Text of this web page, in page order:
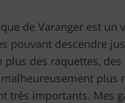
de Varanger est un
pouvant descendre
des raquettes,
plus
très importants. Mes